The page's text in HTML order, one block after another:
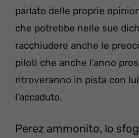
parlato delle proprie
che potrebbe nelle sue
racchiudere anche le
piloti che anche l’anno
ritroveranno in pista con
l’accaduto.
Perez ammonito, lo